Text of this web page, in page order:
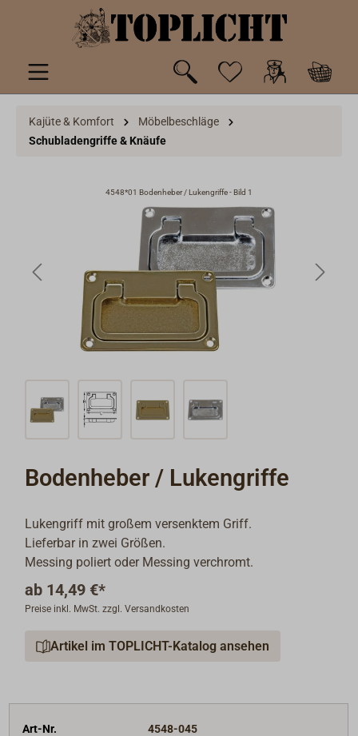
springen
Kajüte & Komfort
Möbelbeschläge
Schubladengriffe & Knäufe
4548*01 Bodenheber / Lukengriffe - Bild 1
Bodenheber / Lukengriffe
Lukengriff mit großem versenktem Griff.
Lieferbar in zwei Größen.
Messing poliert oder Messing verchromt.
ab 14,49 €*
Preise inkl. MwSt. zzgl. Versandkosten
Artikel im TOPLICHT-Katalog ansehen
Art-Nr.
4548-045